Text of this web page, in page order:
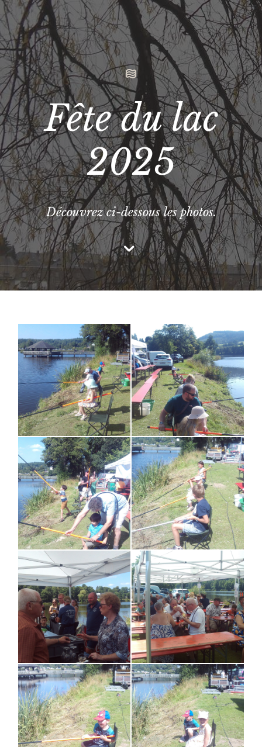
Fête du lac
2025
Découvrez ci-dessous les photos.